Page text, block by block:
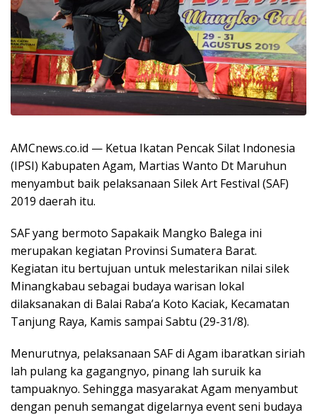
AMCnews.co.id — Ketua Ikatan Pencak Silat Indonesia
(IPSI) Kabupaten Agam, Martias Wanto Dt Maruhun
menyambut baik pelaksanaan Silek Art Festival (SAF)
2019 daerah itu.
SAF yang bermoto Sapakaik Mangko Balega ini
merupakan kegiatan Provinsi Sumatera Barat.
Kegiatan itu bertujuan untuk melestarikan nilai silek
Minangkabau sebagai budaya warisan lokal
dilaksanakan di Balai Raba’a Koto Kaciak, Kecamatan
Tanjung Raya, Kamis sampai Sabtu (29-31/8).
Menurutnya, pelaksanaan SAF di Agam ibaratkan siriah
lah pulang ka gagangnyo, pinang lah suruik ka
tampuaknyo. Sehingga masyarakat Agam menyambut
dengan penuh semangat digelarnya event seni budaya